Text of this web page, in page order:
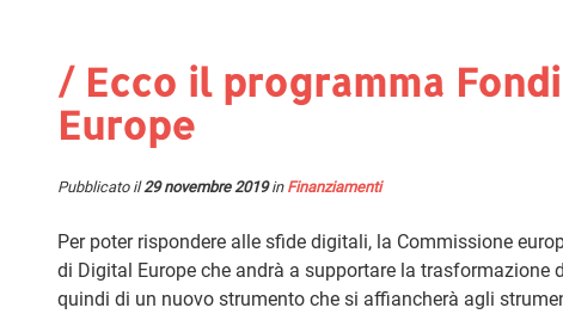
/ Ecco il programma
Europe
Pubblicato il29 novembre 2019in Finanziamenti
Per poter rispondere alle sfide digitali, la Commissione
di Digital Europe che andrà a supportare la trasformazione
quindi di un nuovo strumento che si affiancherà agli